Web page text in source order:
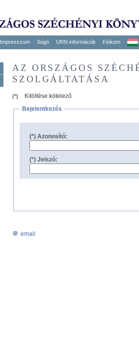
Impresszum Súgó URN informácók Fiókom
AZ ORSZÁGOS
SZOLGÁLTATÁSA
(*)
Kitöltése kötelező
Bejelentkezés
(*) Azonosító:
(*) Jelszó:
email